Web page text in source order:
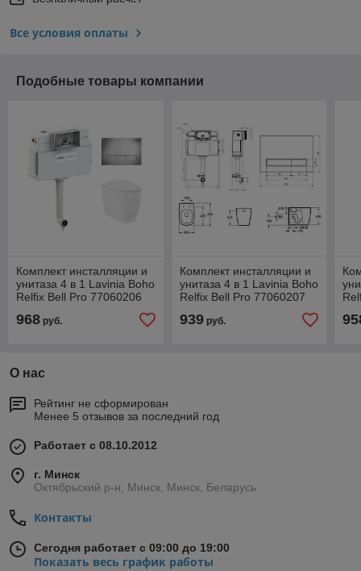
Все условия оплаты
Подобные товары компании
Комплект инсталляции и
унитаза 4 в 1 Lavinia Boho
Relfix Bell Pro 77060206
968 руб.
Комплект инсталляции и
унитаза 4 в 1 Lavinia Boho
Relfix Bell Pro 77060207
939руб.
О нас
Рейтинг не сформирован
Менее 5 отзывов за последний год
Работает с 08.10.2012
г. Минск
Октябрьский р-н, Минск, Минск, Беларусь
Контакты
Сегодня работает с 09:00 до 19:00
Показать весь график работы